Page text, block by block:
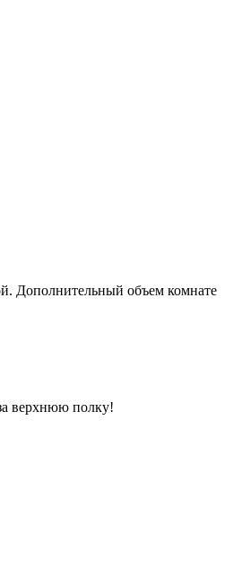
Дополнительный объем комнате
верхнюю полку!